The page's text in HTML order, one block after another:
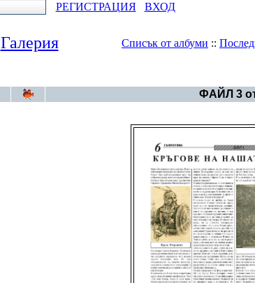
РЕГИСТРАЦИЯ
ВХОД
Галерия Списък от албуми ::
ФАЙЛ 3